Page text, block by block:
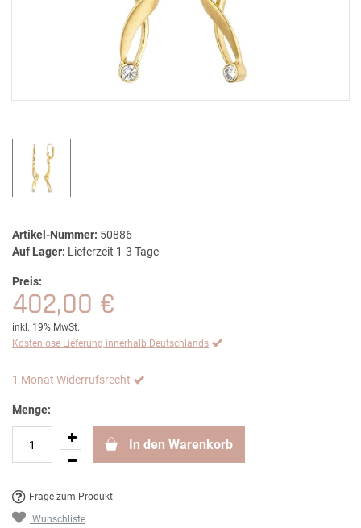
Artikel-Nummer: 50886
Auf Lager: Lieferzeit 1-3 Tage
Preis:
402,00 €
inkl. 19% MwSt.
Kostenlose Lieferung innerhalb Deutschlands
1 Monat Widerrufsrecht
Menge:
In den Warenkorb
Frage zum Produkt
Wunschliste